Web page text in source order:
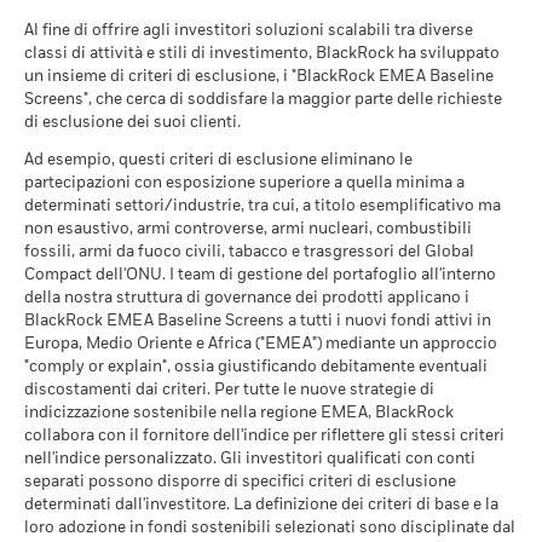
Rendimento totale (%) Benchmark (%)
2016201720182019202020212022202320242025
-30
-20
End of interactive chart.
During this period performance was achieved under circumstances
that no longer apply
*Prima del mese di 27/11/2019, il Fondo ha utilizzato un
indice di riferimento diverso, riflesso nei dati dell'indice di
riferimento.
2016 2017 2018 2019 2020
Rendimento
totale (%)
USD
15,5 18,6
(Ireland) Limited
Termine dell'esercizio fiscale 31 maggio
Sfavorevole
Possibile rimborso al netto dei costi
Rendimento medio per ciascun anno
Moderato
Possibile rimborso al netto dei costi
Rendimento medio per ciascun anno
Favorevole
Possibile rimborso al netto dei costi
Rendimento medio per ciascun anno
Lo scenario di stress indica quale potrebbe essere l'importo
rimborsato in circostanze di mercato estreme.
Per rivedere la metodologia MSCI alla base delle
Caratteristiche di Sostenibilità, cliccare sui seguenti link.
Rating MSCI ESG attribuito a
al 17/07/2026
Punteggio di qualità MSCI
ESG (0-10)
al 17/07/2026
Classificazione globale
Lipper dei fondi
al 17/07/2026
Equity Emerging Markets
Global
Intensità Media Ponderata di
Carbonio di MSCI (tonnellate
di CO2/VENDITE IN $M)
al 17/07/2026
133,38
Aumento Implicito della
Temperatura di MSCI (0-3,0+
°C)
al 17/07/2026
> 2,5-3,0 °C
Al fine di offrire agli investitori soluzioni scalabili tra diverse
classi di attività e stili di investimento, BlackRock ha sviluppato
un insieme di criteri di esclusione, i "BlackRock EMEA Baseline
Screens", che cerca di soddisfare la maggior parte delle richieste
di esclusione dei suoi clienti.
Ad esempio, questi criteri di esclusione eliminano le
partecipazioni con esposizione superiore a quella minima a
determinati settori/industrie, tra cui, a titolo esemplificativo ma
non esaustivo, armi controverse, armi nucleari, combustibili
fossili, armi da fuoco civili, tabacco e trasgressori del Global
Compact dell'ONU. I team di gestione del portafoglio all'interno
della nostra struttura di governance dei prodotti applicano i
BlackRock EMEA Baseline Screens a tutti i nuovi fondi attivi in
Europa, Medio Oriente e Africa ("EMEA") mediante un approccio
"comply or explain", ossia giustificando debitamente eventuali
discostamenti dai criteri. Per tutte le nuove strategie di
indicizzazione sostenibile nella regione EMEA, BlackRock
collabora con il fornitore dell'indice per riflettere gli stessi criteri
nell'indice personalizzato. Gli investitori qualificati con conti
separati possono disporre di specifici criteri di esclusione
determinati dall'investitore. La definizione dei criteri di base e la
loro adozione in fondi sostenibili selezionati sono disciplinate dal